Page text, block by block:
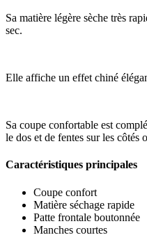
Sa matière légère sèche très
sec.
Elle affiche un effet chiné
Sa coupe confortable est
le dos et de fentes sur les côtés
Caractéristiques principales
Coupe confort
Matière séchage rapide
Patte frontale boutonnée
Manches courtes